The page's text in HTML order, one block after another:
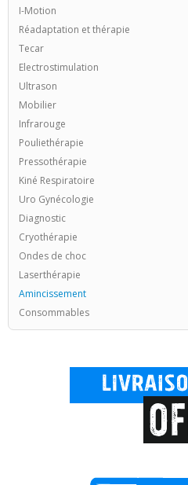
I-Motion
Réadaptation et thérapie
Tecar
Electrostimulation
Ultrason
Mobilier
Infrarouge
Pouliethérapie
Pressothérapie
Kiné Respiratoire
Uro Gynécologie
Diagnostic
Cryothérapie
Ondes de choc
Laserthérapie
Amincissement
Consommables